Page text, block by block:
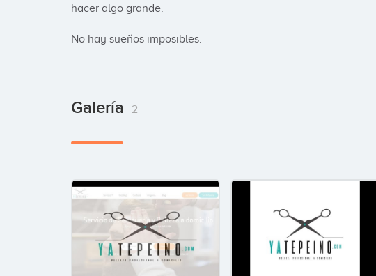
hacer algo grande.
No hay sueños imposibles.
Galería 2